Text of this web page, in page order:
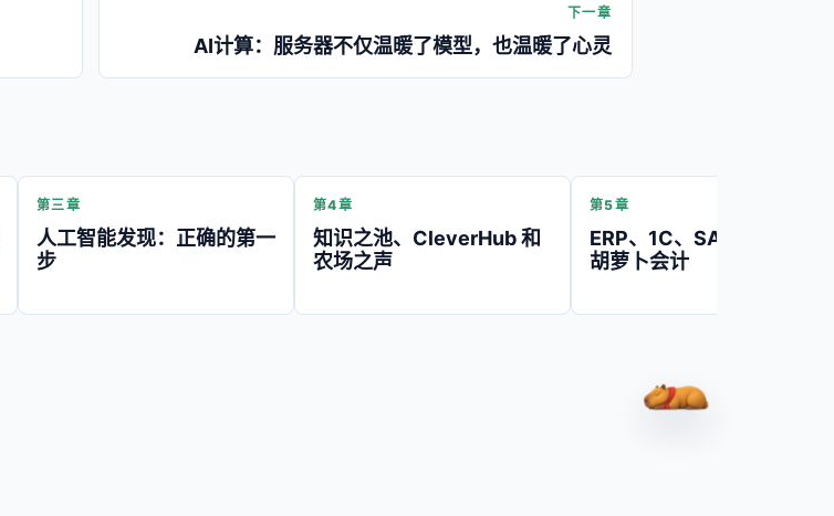
下一章
AI计算：服务器不仅温暖了模型，也温暖了心灵
第三章
人工智能发现：正确的第一
步
第4章
知识之池、CleverHub 和
农场之声
第5章
ERP、1C、SAP 和伟大的
胡萝卜会计